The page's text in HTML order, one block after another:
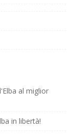
al miglior
in libertà!